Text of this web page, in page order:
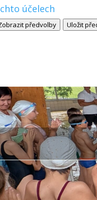
účelech
předvolby Uložit